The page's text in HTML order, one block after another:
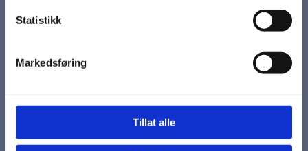
Statistikk
Markedsføring
Tillat alle
kr 558,75